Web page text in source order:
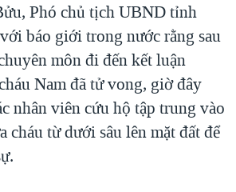
Phó chủ tịch UBND tỉnh
báo giới trong nước rằng sau
môn đi đến kết luận
Nam đã tử vong, giờ đây
nhân viên cứu hộ tập trung vào
cháu từ dưới sâu lên mặt đất để